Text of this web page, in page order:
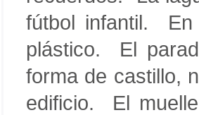
fútbol infantil. En
plástico. El
forma de castillo,
edificio. El